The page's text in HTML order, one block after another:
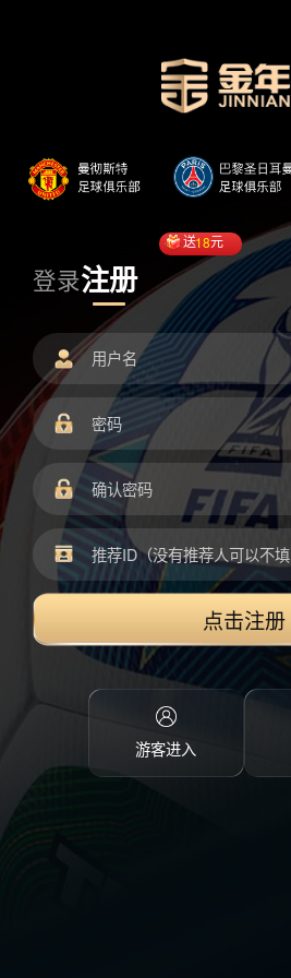
登录注册
送18元
点击注册
游客进入